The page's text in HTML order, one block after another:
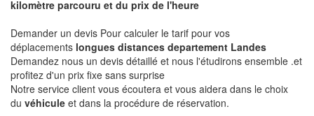
kilomètre parcouru et du prix de l'heure
Demander un devis Pour calculer le tarif pour vos
déplacements longues distances departement Landes
Demandez nous un devis détaillé et nous l'étudirons ensemble .et
profitez d'un prix fixe sans surprise
Notre service client vous écoutera et vous aidera dans le choix
du véhicule et dans la procédure de réservation.